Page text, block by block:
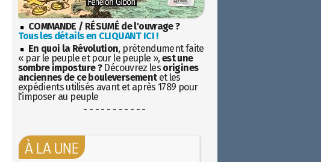
COMMANDE / RÉSUMÉ de l'ouvrage ?
Tous les détails en CLIQUANT ICI !
En quoi la Révolution, prétendument faite
« par le peuple et pour le peuple », est une
sombre imposture ?Découvrez les origines
anciennes de ce bouleversementet les
expédients utilisés avant et après 1789 pour
l'imposer au peuple
- - - - - - - - - - -
À LA UNE